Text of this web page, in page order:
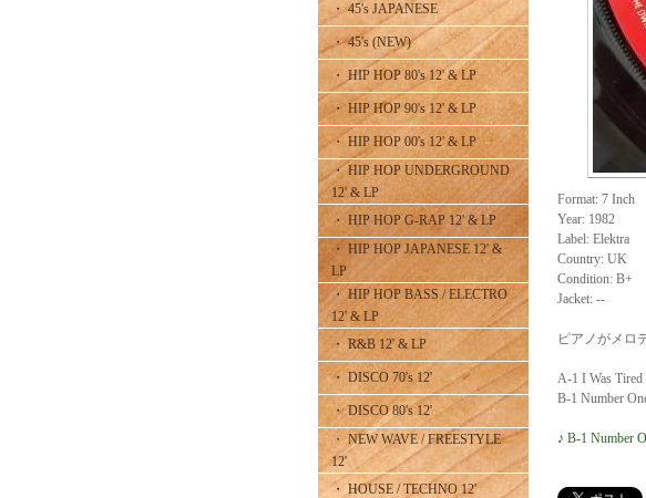
・ 45's JAPANESE
・ 45's (NEW)
・ HIP HOP 80's 12' & LP
・ HIP HOP 90's 12' & LP
・ HIP HOP 00's 12' & LP
・ HIP HOP UNDERGROUND
12' & LP
・ HIP HOP G-RAP 12' & LP
・ HIP HOP JAPANESE 12' &
LP
・ HIP HOP BASS / ELECTRO
12' & LP
・ R&B 12' & LP
・ DISCO 70's 12'
・ DISCO 80's 12'
・ NEW WAVE / FREESTYLE
12'
・ HOUSE / TECHNO 12'
Format: 7 Inch
Year: 1982
Label: Elektra
Country: UK
Condition: B+
Jacket: --
ピアノがメロ
A-1 I Was
B-1 Number
♪ B-1 Number